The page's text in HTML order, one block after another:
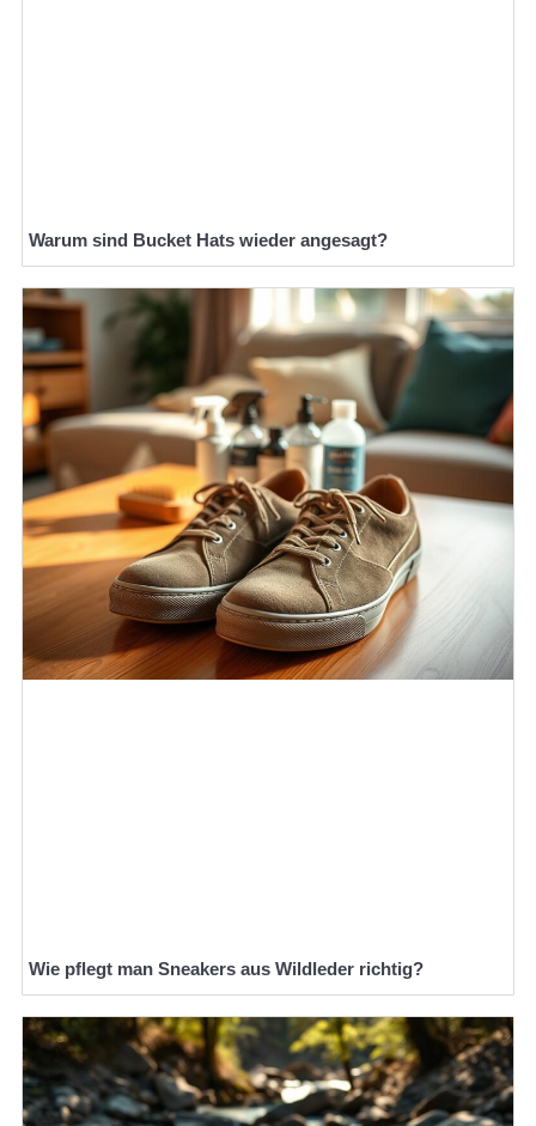
Warum sind Bucket Hats wieder angesagt?
Wie pflegt man Sneakers aus Wildleder richtig?